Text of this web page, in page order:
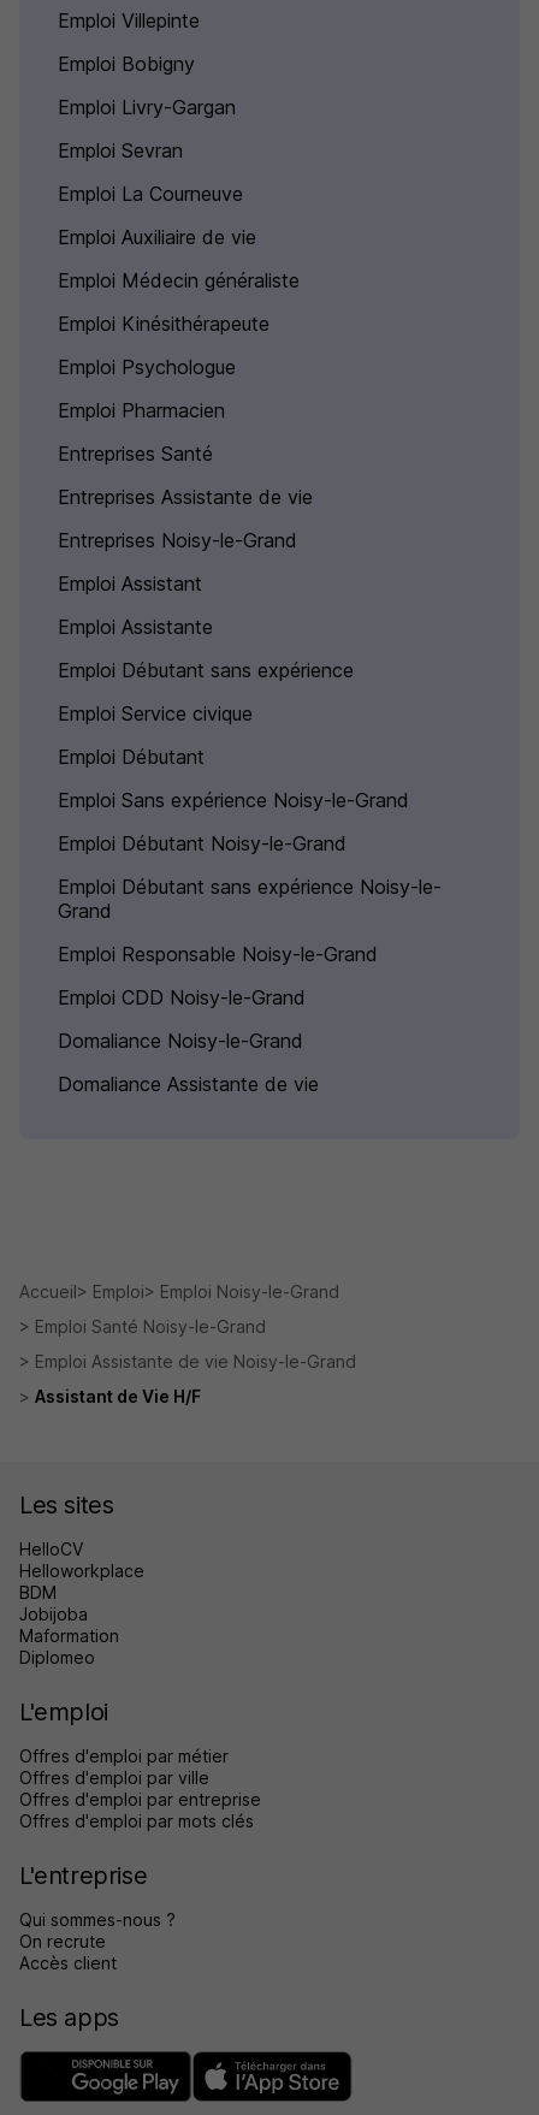
Emploi Villepinte
Emploi Bobigny
Emploi Livry-Gargan
Emploi Sevran
Emploi La Courneuve
Emploi Auxiliaire de vie
Emploi Médecin généraliste
Emploi Kinésithérapeute
Emploi Psychologue
Emploi Pharmacien
Entreprises Santé
Entreprises Assistante de vie
Entreprises Noisy-le-Grand
Emploi Assistant
Emploi Assistante
Emploi Débutant sans expérience
Emploi Service civique
Emploi Débutant
Emploi Sans expérience Noisy-le-Grand
Emploi Débutant Noisy-le-Grand
Emploi Débutant sans expérience Noisy-le-
Grand
Emploi Responsable Noisy-le-Grand
Emploi CDD Noisy-le-Grand
Domaliance Noisy-le-Grand
Domaliance Assistante de vie
Accueil Emploi
Emploi Noisy-le-Grand
Emploi Santé Noisy-le-Grand
Emploi Assistante de vie Noisy-le-Grand
Assistant de Vie H/F
Les sites
HelloCV
Helloworkplace
BDM
Jobijoba
Maformation
Diplomeo
L'emploi
Offres d'emploi par métier
Offres d'emploi par ville
Offres d'emploi par entreprise
Offres d'emploi par mots clés
L'entreprise
Qui sommes-nous ?
On recrute
Accès client
Les apps